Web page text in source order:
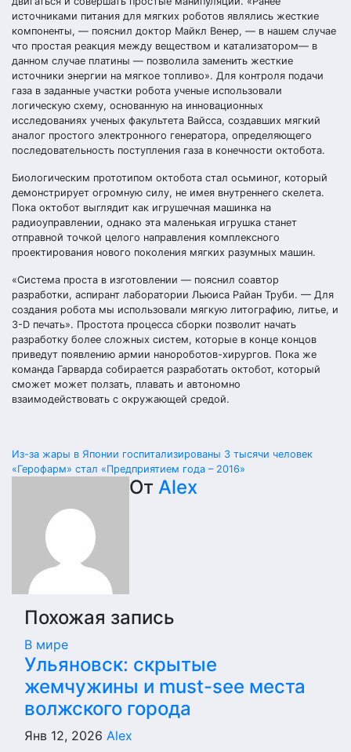
источниками питания для мягких роботов являлись жесткие
компоненты, — пояснил доктор Майкл Венер, — в нашем случае
что простая реакция между веществом и катализатором— в
данном случае платины — позволила заменить жесткие
источники энергии на мягкое топливо». Для контроля подачи
газа в заданные участки робота ученые использовали
логическую схему, основанную на инновационных
исследованиях ученых факультета Вайсса, создавших мягкий
аналог простого электронного генератора, определяющего
последовательность поступления газа в конечности октобота.
Биологическим прототипом октобота стал осьминог, который
демонстрирует огромную силу, не имея внутреннего скелета.
Пока октобот выглядит как игрушечная машинка на
радиоуправлении, однако эта маленькая игрушка станет
отправной точкой целого направления комплексного
проектирования нового поколения мягких разумных машин.
«Система проста в изготовлении — пояснил соавтор
разработки, аспирант лаборатории Льюиса Райан Труби. — Для
создания робота мы использовали мягкую литографию, литье, и
3-D печать». Простота процесса сборки позволит начать
разработку более сложных систем, которые в конце концов
приведут появлению армии нанороботов-хирургов. Пока же
команда Гарварда собирается разработать октобот, который
сможет может ползать, плавать и автономно
взаимодействовать с окружающей средой.
Навигация
записям
Из-за жары в Японии госпитализированы 3 тысячи человек
«Герофарм» стал «Предприятием года – 2016»
От Alex
Похожая запись
В мире
Ульяновск: скрытые
жемчужины и must-see места
волжского города
Янв 12, 2026 Alex